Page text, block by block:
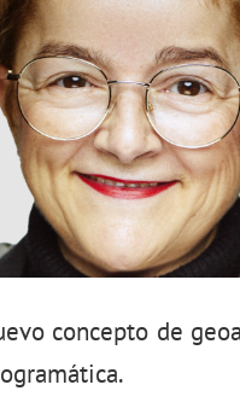
concepto de